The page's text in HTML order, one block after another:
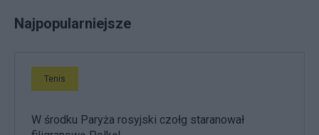
Najpopularniejsze
Tenis
W środku Paryża rosyjski czołg staranował